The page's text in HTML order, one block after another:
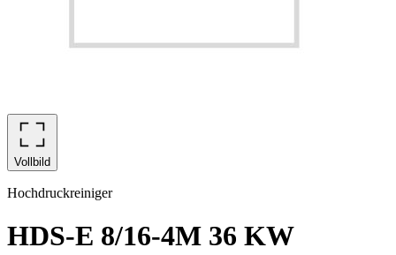
Vollbild
Hochdruckreiniger
HDS-E 8/16-4M 36 KW